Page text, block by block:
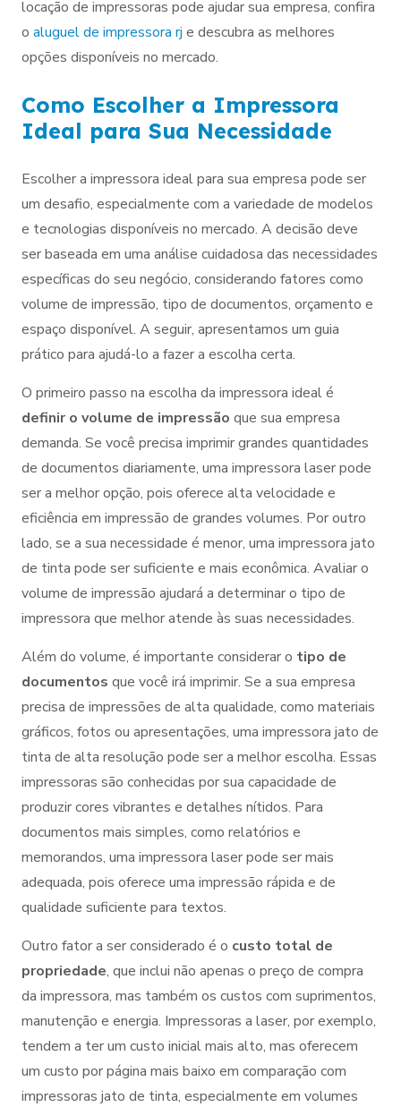
locação de impressoras pode ajudar sua empresa, confira
o aluguel de impressora rj e descubra as melhores
opções disponíveis no mercado.
Como Escolher a Impressora
Ideal para Sua Necessidade
Escolher a impressora ideal para sua empresa pode ser
um desafio, especialmente com a variedade de modelos
e tecnologias disponíveis no mercado. A decisão deve
ser baseada em uma análise cuidadosa das necessidades
específicas do seu negócio, considerando fatores como
volume de impressão, tipo de documentos, orçamento e
espaço disponível. A seguir, apresentamos um guia
prático para ajudá-lo a fazer a escolha certa.
O primeiro passo na escolha da impressora ideal é
definir o volume de impressão que sua empresa
demanda. Se você precisa imprimir grandes quantidades
de documentos diariamente, uma impressora laser pode
ser a melhor opção, pois oferece alta velocidade e
eficiência em impressão de grandes volumes. Por outro
lado, se a sua necessidade é menor, uma impressora jato
de tinta pode ser suficiente e mais econômica. Avaliar o
volume de impressão ajudará a determinar o tipo de
impressora que melhor atende às suas necessidades.
Além do volume, é importante considerar o tipo de
documentos que você irá imprimir. Se a sua empresa
precisa de impressões de alta qualidade, como materiais
gráficos, fotos ou apresentações, uma impressora jato de
tinta de alta resolução pode ser a melhor escolha. Essas
impressoras são conhecidas por sua capacidade de
produzir cores vibrantes e detalhes nítidos. Para
documentos mais simples, como relatórios e
memorandos, uma impressora laser pode ser mais
adequada, pois oferece uma impressão rápida e de
qualidade suficiente para textos.
Outro fator a ser considerado é o custo total de
propriedade, que inclui não apenas o preço de compra
da impressora, mas também os custos com suprimentos,
manutenção e energia. Impressoras a laser, por exemplo,
tendem a ter um custo inicial mais alto, mas oferecem
um custo por página mais baixo em comparação com
impressoras jato de tinta, especialmente em volumes